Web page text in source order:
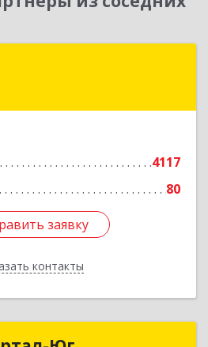
4117
80
заявку
контакты
Подробнее
заявку
Назад